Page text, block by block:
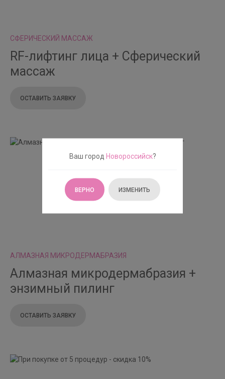
СФЕРИЧЕСКИЙ МАССАЖ
RF-лифтинг лица + Сферический
массаж
ОСТАВИТЬ ЗАЯВКУ
АЛМАЗНАЯ МИКРОДЕРМАБРАЗИЯ
Алмазная микродермабразия +
энзимный пилинг
ОСТАВИТЬ ЗАЯВКУ
Ваш город Новороссийск?
ВЕРНО ИЗМЕНИТЬ